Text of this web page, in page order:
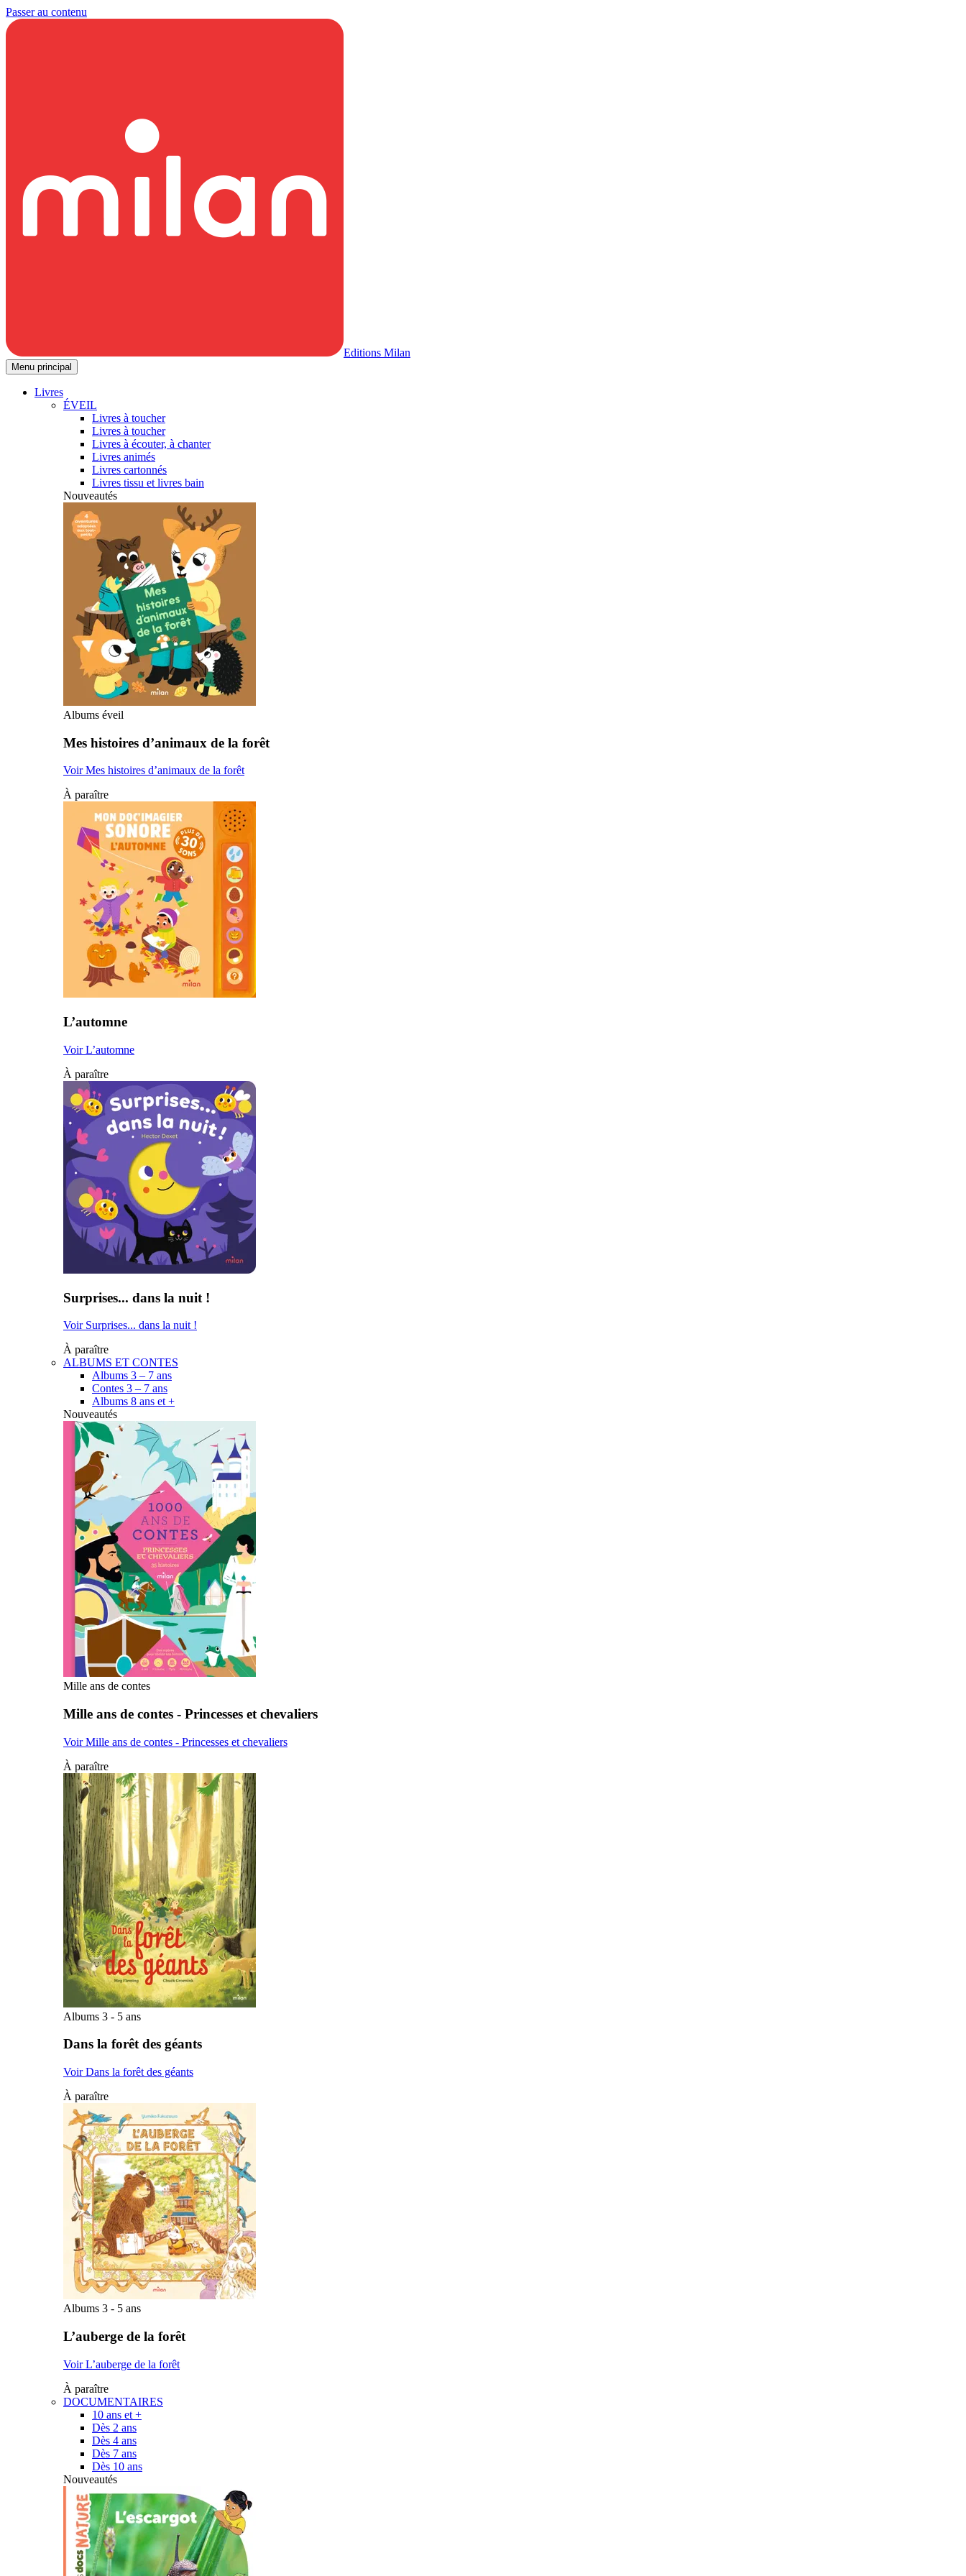
Passer au contenu
Editions Milan
Menu principal
Livres
ÉVEIL
Livres à toucher
Livres à toucher
Livres à écouter, à chanter
Livres animés
Livres cartonnés
Livres tissu et livres bain
Nouveautés
Albums éveil
Mes histoires d’animaux de la forêt
Voir Mes histoires d’animaux de la forêt
À paraître
L’automne
Voir L’automne
À paraître
Surprises... dans la nuit !
Voir Surprises... dans la nuit !
À paraître
ALBUMS ET CONTES
Albums 3 – 7 ans
Contes 3 – 7 ans
Albums 8 ans et +
Nouveautés
Mille ans de contes
Mille ans de contes - Princesses et chevaliers
Voir Mille ans de contes - Princesses et chevaliers
À paraître
Albums 3 - 5 ans
Dans la forêt des géants
Voir Dans la forêt des géants
À paraître
Albums 3 - 5 ans
L’auberge de la forêt
Voir L’auberge de la forêt
À paraître
DOCUMENTAIRES
10 ans et +
Dès 2 ans
Dès 4 ans
Dès 7 ans
Dès 10 ans
Nouveautés